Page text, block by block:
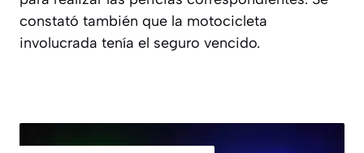
constató también que la motocicleta
involucrada tenía el seguro vencido.